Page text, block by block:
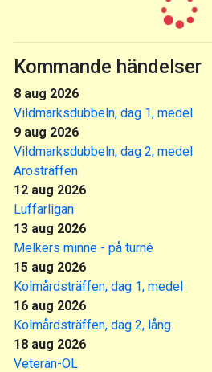
Kommande händelser
8 aug 2026
Vildmarksdubbeln, dag 1, medel
9 aug 2026
Vildmarksdubbeln, dag 2, medel
Arosträffen
12 aug 2026
Luffarligan
13 aug 2026
Melkers minne - på turné
15 aug 2026
Kolmårdsträffen, dag 1, medel
16 aug 2026
Kolmårdsträffen, dag 2, lång
18 aug 2026
Veteran-OL